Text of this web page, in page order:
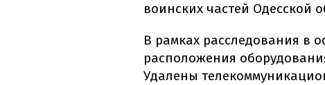
воинских частей Одесской
В рамках расследования в
расположения
Удалены